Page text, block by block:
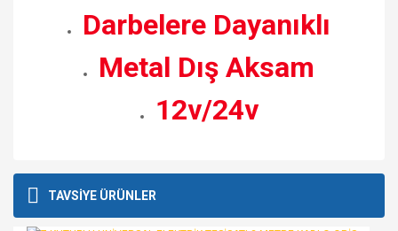
Darbelere Dayanıklı
Metal Dış Aksam
12v/24v
Bu ürüne ilk yorumu siz yapın!
kullanarak tarafımıza iletebilirsiniz.
Görüş ve önerileriniz için teşekkür ederiz.
TAVSİYE ÜRÜNLER